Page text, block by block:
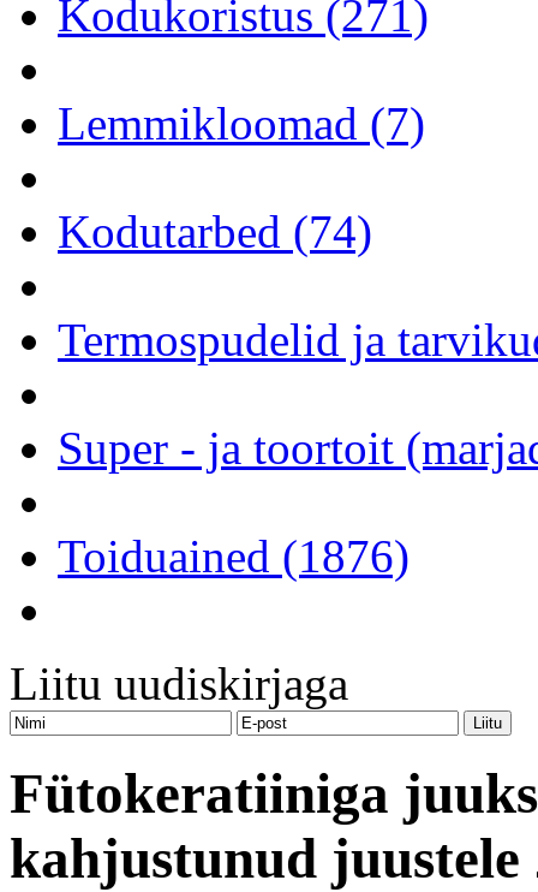
Kodukoristus (271)
Lemmikloomad (7)
Kodutarbed (74)
Termospudelid ja
Super - ja toortoit
Toiduained (1876)
Liitu uudiskirjaga
Fütokeratiiniga
kahjustunud juustele